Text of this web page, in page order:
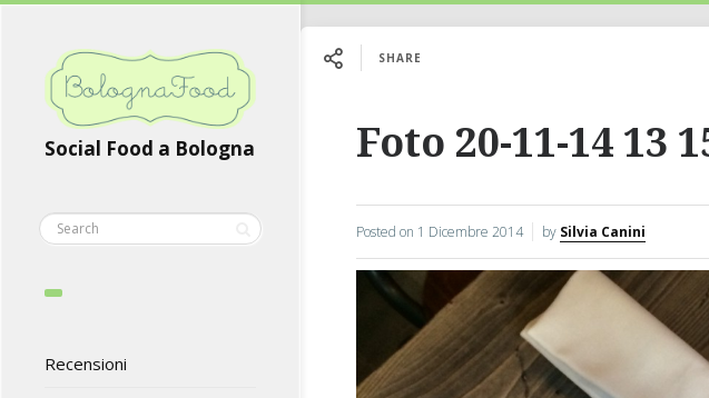
Social Food a Bologna
Recensioni
SHARE
Foto 20-11-14 13
Posted on 1 Dicembre 2014 by Silvia Canini